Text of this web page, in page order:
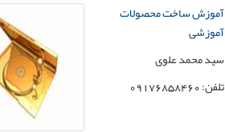
آموزش ساخت محصولات
آموزشی
سید محمد علوی
تلفن: 09176858460